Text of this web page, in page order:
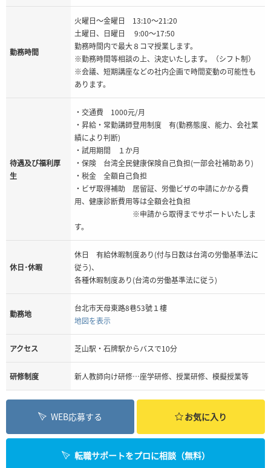
勤務時間
火曜日～金曜日 13:10～21:20
土曜日、日曜日 9:00～17:50
勤務時間内で最大８コマ授業します。
※勤務時間等相談の上、決定いたします。（シフト制）
※会議、短期講座などの社内企画で時間変動の可能性も
あります。
待遇及び福利厚
生
・交通費 1000元/月
・昇給・常勤講師登用制度 有(勤務態度、能力、会社業
績により判断)
・試用期間 １か月
・保険 台湾全民健康保険自己負担(一部会社補助あり)
・税金 全額自己負担
・ビザ取得補助 居留証、労働ビザの申請にかかる費
用、健康診断費用等は全額会社負担
※申請から取得までサポートいたしま
す。
休日･休暇
休日 有給休暇制度あり(付与日数は台湾の労働基準法に
従う)、
各種休暇制度あり(台湾の労働基準法に従う)
勤務地
台北市天母東路8巷53號１樓
地図を表示
アクセス 芝山駅・石牌駅からバスで10分
研修制度 新人教師向け研修…座学研修、授業研修、模擬授業等
WEB応募する お気に入り
転職サポートをプロに相談（無料）